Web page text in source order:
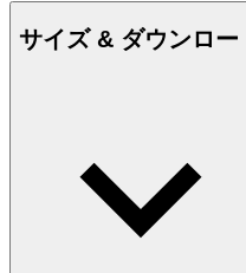
CU CH24は、ハンス J. ウ
CH24 Yチェア用の革製ク
に富む皮革各種からお選び
サイズ & ダウンロー